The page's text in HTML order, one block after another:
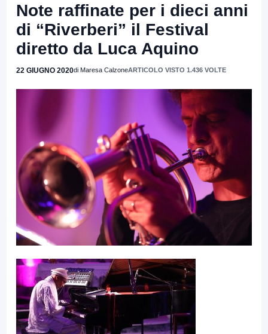
Note raffinate per i dieci anni
di “Riverberi” il Festival
diretto da Luca Aquino
22 GIUGNO 2020di Maresa CalzoneARTICOLO VISTO 1.436 VOLTE